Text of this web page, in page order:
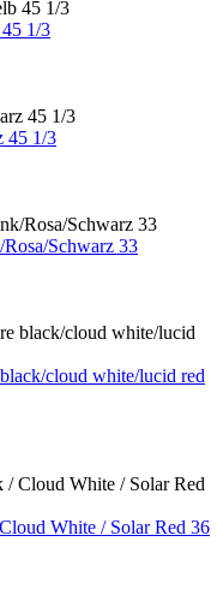
1/3
45 1/3
Schwarz 33
cloud white/lucid red
White / Solar Red 36